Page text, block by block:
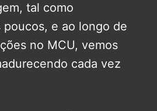
tal como
poucos, e ao longo de
no MCU, vemos
cada vez